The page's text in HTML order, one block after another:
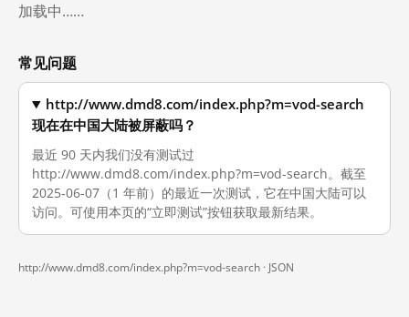
加载中……
常见问题
http://www.dmd8.com/index.php?m=vod-search
现在在中国大陆被屏蔽吗？
最近 90 天内我们没有测试过
http://www.dmd8.com/index.php?m=vod-search。截至
2025-06-07（1 年前）的最近一次测试，它在中国大陆可以
访问。可使用本页的“立即测试”按钮获取最新结果。
http://www.dmd8.com/index.php?m=vod-search · JSON